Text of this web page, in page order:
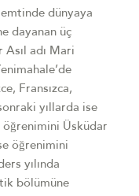
dünyaya
dayanan üç
adı Mari
Fransızca,
yıllarda ise
Üsküdar
öğrenimini
yılında
bölümüne